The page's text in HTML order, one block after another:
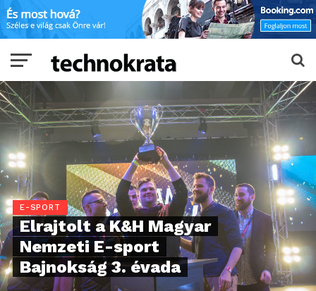
E-SPORT
Elrajtolt a K&H Magyar
Nemzeti E-sport
Bajnokság 3. évada